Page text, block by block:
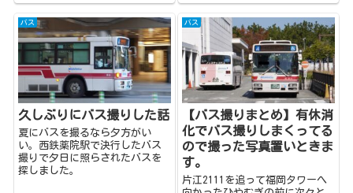
バス
久しぶりにバス撮りした話
夏にバスを撮るなら夕方がい
い。西鉄薬院駅で決行したバス
撮りで夕日に照らされたバスを
探しました。
バス
【バス撮りまとめ】有休消
化でバス撮りしまくってる
ので撮った写真置いときま
す。
片江2111を追って福岡タワーへ